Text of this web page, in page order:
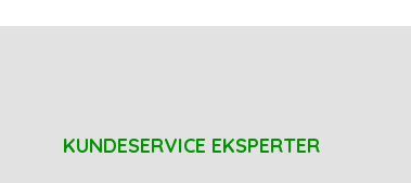
KUNDESERVICE EKSPERTER